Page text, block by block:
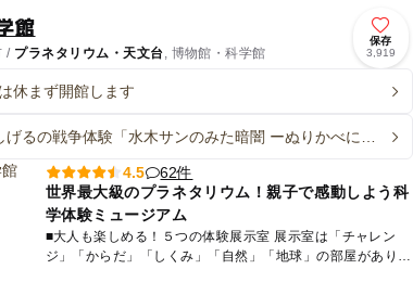
館
/ プラネタリウム・天文台 , 博物館・科学館
保存
3,919
休まず開館します
げるの戦争体験「水木サンのみた暗闇 ーぬりかべに遭
」
4.5
62件
世界最大級のプラネタリウム！親子で感動しよう科
学体験ミュージアム
■大人も楽しめる！５つの体験展示室 展示室は「チャレン
ジ」「からだ」「しくみ」「自然」「地球」の部屋があり、